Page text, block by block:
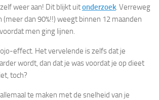
weer aan! Dit blijkt uitonderzoek. Verreweg
dan 90%!!) weegt binnen 12 maanden
men ging lijnen.
effect. Het vervelende is zelfs dat je
wordt, dan dat je was voordat je op dieet
toch?
te maken met de snelheid van je